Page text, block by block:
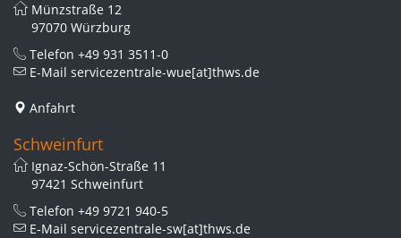
Münzstraße 12
97070 Würzburg
Telefon +49 931 3511-0
E-Mail servicezentrale-wue[at]thws.de
Anfahrt
Schweinfurt
Ignaz-Schön-Straße 11
97421 Schweinfurt
Telefon +49 9721 940-5
E-Mail servicezentrale-sw[at]thws.de